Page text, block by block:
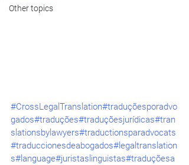
Other topics
#CrossLegalTranslation#traduçõesporadvo
gados#traduções#traduçõesjurídicas#tran
slationsbylawyers#traductionsparadvocats
#traduccionesdeabogados#legaltranslation
s#language#juristaslinguistas#traduçõesa